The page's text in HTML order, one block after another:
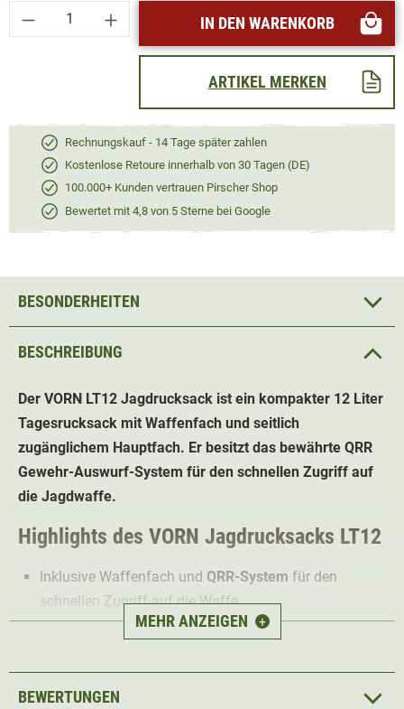
Produkt Anzahl: Gib den gewünschten
IN DEN WARENKORB
ARTIKEL MERKEN
Rechnungskauf - 14 Tage später zahlen
Kostenlose Retoure innerhalb von 30 Tagen (DE)
100.000+ Kunden vertrauen Pirscher Shop
Bewertet mit 4,8 von 5 Sterne bei Google
BESCHREIBUNG
Der VORN LT12 Jagdrucksack ist ein kompakter 12 Liter
Tagesrucksack mit Waffenfach und seitlich
zugänglichem Hauptfach. Er besitzt das bewährte QRR
Gewehr-Auswurf-System für den schnellen Zugriff auf
die Jagdwaffe.
Highlights des VORN Jagdrucksacks LT12
Inklusive Waffenfach und QRR-System für den
schnellen Zugriff auf die Waffe
Wasserabweisend und auch für feuchte Jagdtage
Robuste Kompositstangen sorgen füroptimale
Stabilität
MEHR ANZEIGEN +
BESONDERHEITEN
BEWERTUNGEN